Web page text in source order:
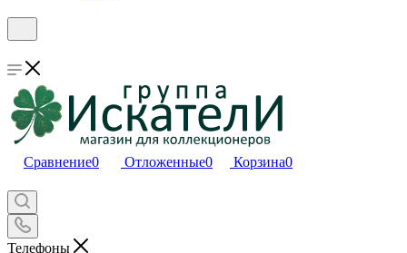
Сравнение0 Отложенные0 Корзина0
Телефоны